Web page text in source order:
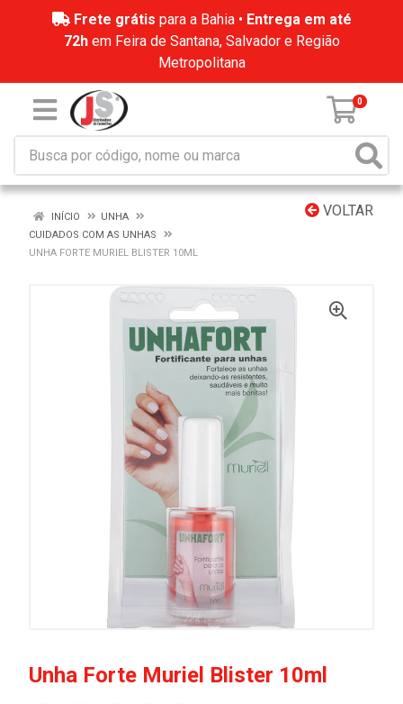
Frete grátis para a Bahia • Entrega em até
72hem Feira de Santana, Salvador e Região
Metropolitana
0
VOLTAR
INÍCIO
UNHA
CUIDADOS COM AS UNHAS
UNHA FORTE MURIEL BLISTER 10ML
Unha Forte Muriel Blister 10ml